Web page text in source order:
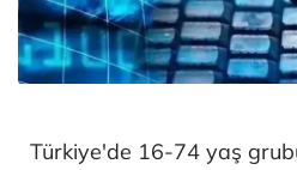
Türkiye'de 16-74 yaş